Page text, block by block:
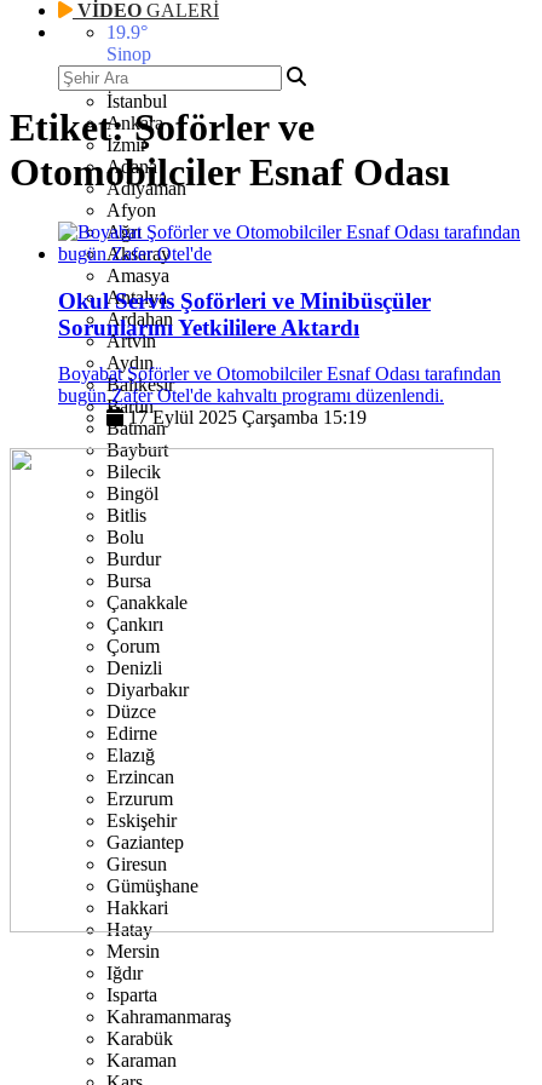
VİDEO GALERİ
19.9°
Sinop
İstanbul
Ankara
İzmir
Adana
Adıyaman
Afyon
Ağrı
Aksaray
Amasya
Antalya
Ardahan
Artvin
Aydın
Balıkesir
Bartın
Batman
Bayburt
Bilecik
Bingöl
Bitlis
Bolu
Burdur
Bursa
Çanakkale
Çankırı
Çorum
Denizli
Diyarbakır
Düzce
Edirne
Elazığ
Erzincan
Erzurum
Eskişehir
Gaziantep
Giresun
Gümüşhane
Hakkari
Hatay
Mersin
Iğdır
Isparta
Kahramanmaraş
Karabük
Karaman
Etiket:Şoförler ve
Otomobilciler Esnaf Odası
Okul Servis Şoförleri ve Minibüsçüler
Sorunlarını Yetkililere Aktardı
Boyabat Şoförler ve Otomobilciler Esnaf Odası tarafından
bugün Zafer Otel'de kahvaltı programı düzenlendi.
17 Eylül 2025 Çarşamba 15:19